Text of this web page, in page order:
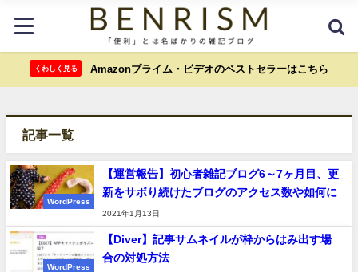
くわしく見る Amazonプライム・ビデオのベストセラーはこちら
記事一覧
WordPress
【運営報告】初心者雑記ブログ6～7ヶ月目、更
新をサボり続けたブログのアクセス数や如何に
2021年1月13日
WordPress
【Diver】記事サムネイルが枠からはみ出す場
合の対処方法